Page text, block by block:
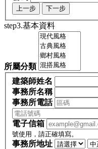
上一步 下一步
step3.基本資料
所屬分類
建築師姓名
事務所名稱
事務所電話
電子信箱
號使用，請正確填寫。
事務所地址